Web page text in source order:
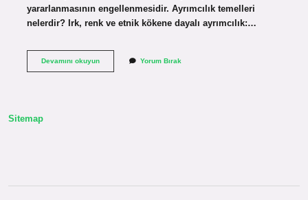
yararlanmasının engellenmesidir. Ayrımcılık temelleri
nelerdir? Irk, renk ve etnik kökene dayalı ayrımcılık:…
Devamını okuyunAyrımcılık
Yorum Bırak
Sitemap